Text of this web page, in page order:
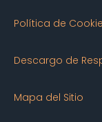
Política de
Descargo de
Mapa del Sitio